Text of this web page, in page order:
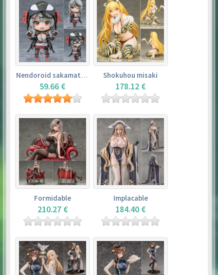
Nendoroid sakamata chloe
59.66 €
Shokuhou misaki
178.12 €
Formidable
210.27 €
Implacable
184.40 €